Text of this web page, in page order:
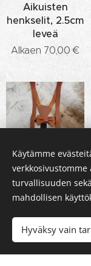
Aikuisten
henkselit, 2.5cm
leveä
Alkaen 70,00€
Lasten rusetti-
henkselisetti
€
Käytämme
turvallisuuden
mahdollisen
Hyväksy vain